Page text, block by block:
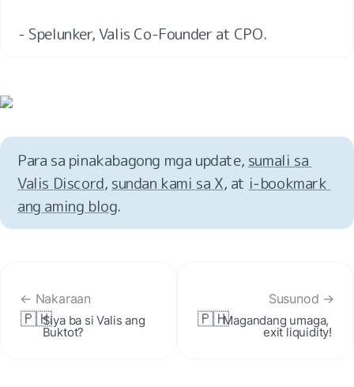
- Spelunker, Valis Co-Founder at CPO.
Para sa pinakabagong mga update, sumali sa
Valis Discord, sundan kami sa X, at i‑bookmark
ang aming blog.
← Nakaraan
🇵🇭Siya ba si Valis ang
Buktot?
Susunod →
🇵🇭Magandang umaga,
exit liquidity!